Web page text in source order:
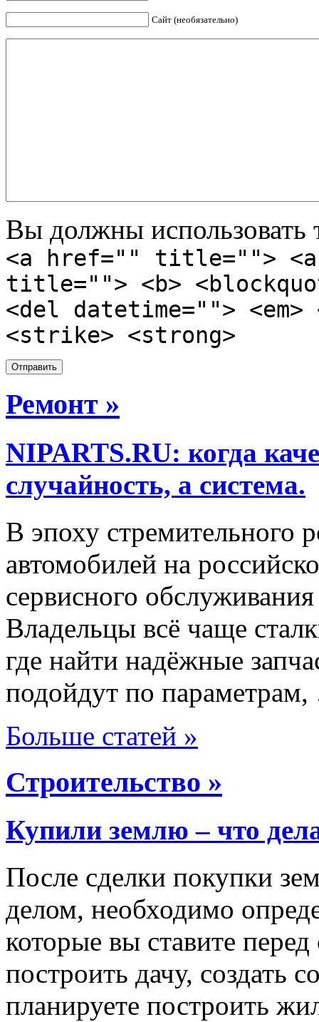
Сайт (необязательно)
Вы должны использовать
<a href="" title="">
title=""> <b>
<del datetime="">
<strike> <strong>
Ремонт »
NIPARTS.RU: когда
случайность, а система.
В эпоху стремительного
автомобилей на
сервисного
Владельцы всё чаще
где найти надёжные
подойдут по
Больше статей »
Строительство »
Купили землю – что
После сделки покупки
делом, необходимо
которые вы ставите
построить дачу, создать
планируете построить